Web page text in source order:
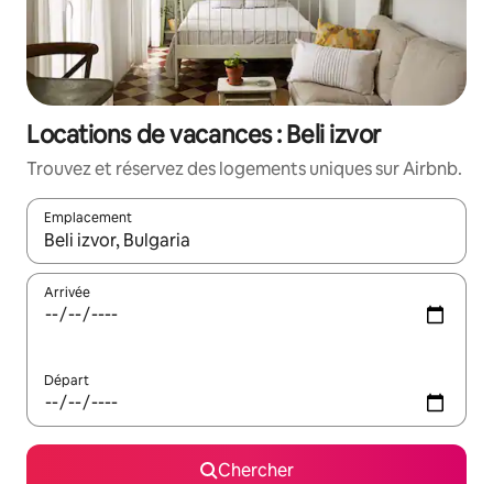
Locations de vacances : Beli izvor
Trouvez et réservez des logements uniques sur Airbnb.
Emplacement
Quand les résultats sont affichés, parcourez-les en utilisant
Arrivée
Départ
Chercher